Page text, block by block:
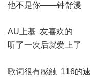
他不是你——钟舒漫
AU上基 友喜欢的
听了一次后就爱上了
歌词很有感触 116的